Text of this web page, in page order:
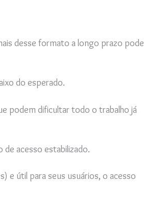
desse formato a longo prazo pode
do esperado.
podem dificultar todo o trabalho já
acesso estabilizado.
e útil para seus usuários, o acesso